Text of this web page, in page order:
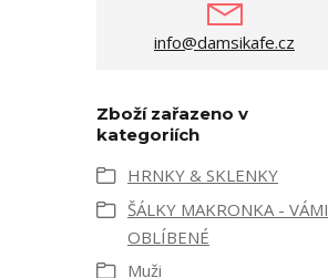
info@damsikafe.cz
Zboží zařazeno v
kategoriích
HRNKY & SKLENKY
ŠÁLKY MAKRONKA - VÁMI
OBLÍBENÉ
Muži